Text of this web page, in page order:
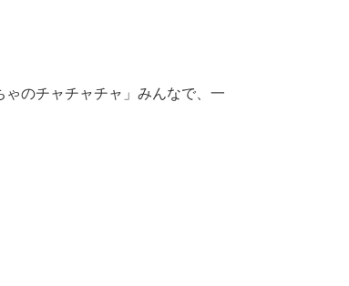
のチャチャチャ」みんなで、一